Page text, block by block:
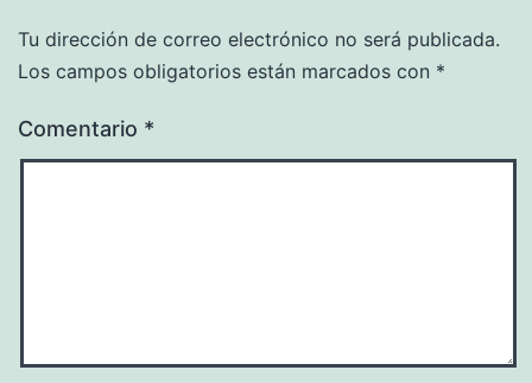
Tu dirección de correo electrónico no será publicada.
Los campos obligatorios están marcados con *
Comentario *